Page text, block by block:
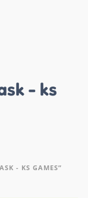
- ks
- KS GAMES”